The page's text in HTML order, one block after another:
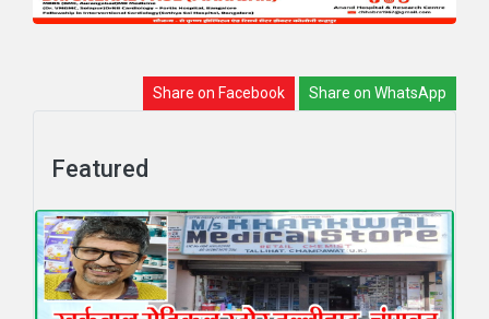
Share on Facebook Share on WhatsApp
Featured